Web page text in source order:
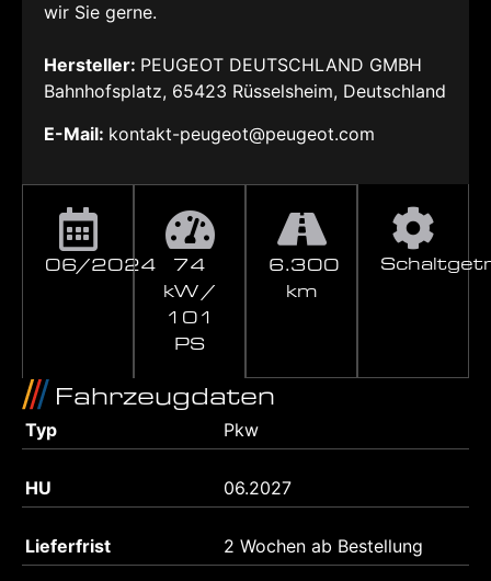
06/2024
74
kW /
101
PS
6.300
km
Fahrzeugdaten
Typ Pkw
HU 06.2027
Lieferfrist 2 Wochen ab Bestellung
wir Sie gerne.
Hersteller: PEUGEOT DEUTSCHLAND GMBH
Bahnhofsplatz, 65423 Rüsselsheim, Deutschland
E-Mail: kontakt-peugeot@peugeot.com